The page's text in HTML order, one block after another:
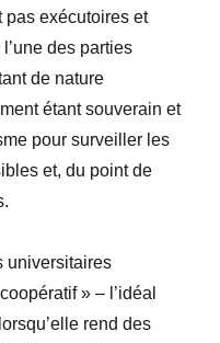
pas exécutoires et
des parties
de nature
étant souverain et
pour surveiller les
et, du point de
universitaires
» – l’idéal
rend des